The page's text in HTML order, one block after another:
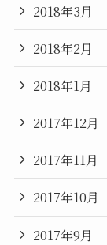
2018年3月
2018年2月
2018年1月
2017年12月
2017年11月
2017年10月
2017年9月